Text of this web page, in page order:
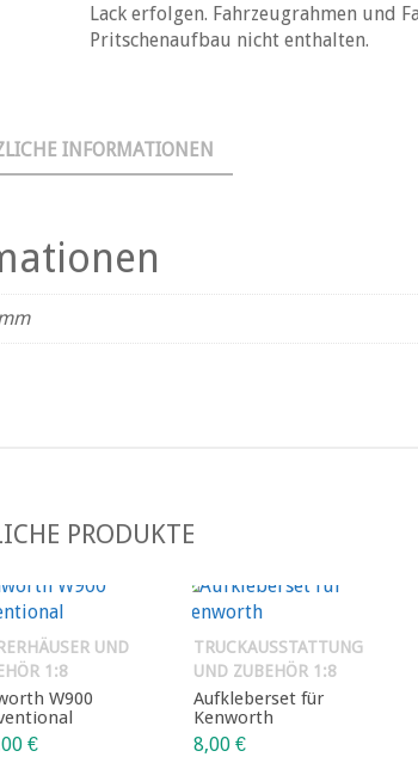
Lack erfolgen. Fahrzeugrahmen und
Pritschenaufbau nicht enthalten.
INFORMATIONEN
PRODUKTE
UND
1:8
W900
€
TRUCKAUSSTATTUNG
UND ZUBEHÖR 1:8
Aufkleberset für
Kenworth
8,00 €